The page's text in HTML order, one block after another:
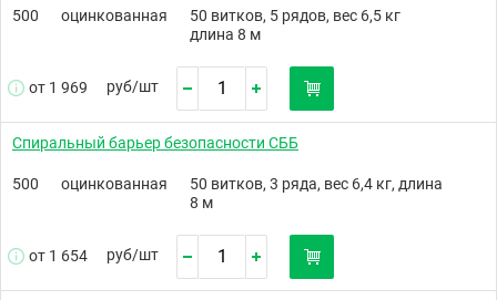
500 оцинкованная
50 витков, 5 рядов, вес 6,5 кг
длина 8 м
от 1 969 руб/шт
Спиральный барьер безопасности СББ
500 оцинкованная
50 витков, 3 ряда, вес 6,4 кг, длина
8 м
от 1 654 руб/шт